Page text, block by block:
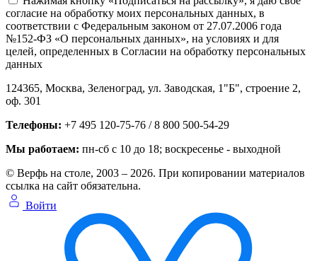
согласие на обработку моих персональных данных, в
соответствии с Федеральным законом от 27.07.2006 года
№152-ФЗ «О персональных данных», на условиях и для
целей, определенных в Согласии на обработку персональных
данных
124365, Москва, Зеленоград, ул. Заводская, 1"Б", строение 2,
оф. 301
Телефоны: +7 495 120-75-76 / 8 800 500-54-29
Мы работаем: пн-сб с 10 до 18; воскресенье - выходной
© Верфь на столе, 2003 – 2026. При копировании материалов
ссылка на сайт обязательна.
Войти